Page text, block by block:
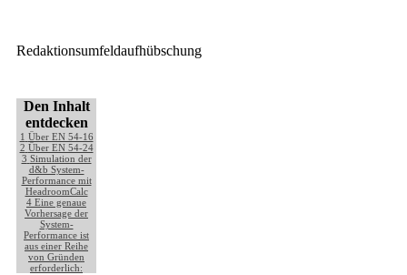
Redaktionsumfeldaufhübschung
Den Inhalt
entdecken
1 Über EN 54-16
2 Über EN 54-24
3 Simulation der
d&b System-
Performance mit
HeadroomCalc
4 Eine genaue
Vorhersage der
System-
Performance ist
aus einer Reihe
von Gründen
erforderlich: